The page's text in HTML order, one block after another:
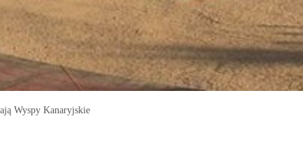
Wyspy Kanaryjskie